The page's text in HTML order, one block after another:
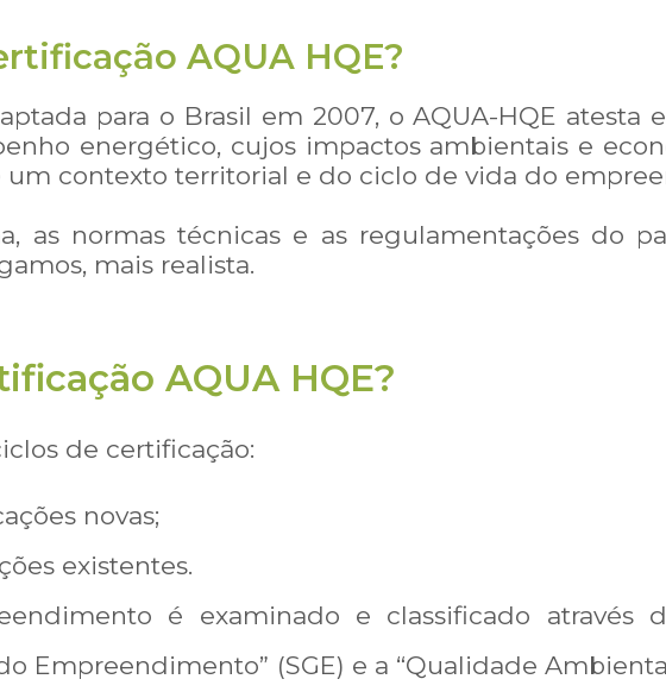
AQUA HQE?
para o Brasil em 2007, o AQUA-HQE atesta
energético, cujos impactos ambientais e
um contexto territorial e do ciclo de vida do
as normas técnicas e as regulamentações do
mais realista.
AQUA HQE?
de certificação:
novas;
existentes.
é examinado e classificado através
Empreendimento” (SGE) e a “Qualidade